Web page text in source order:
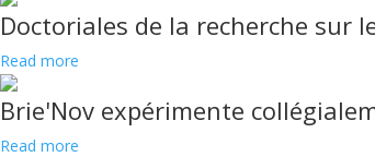
Doctoriales de la recherche sur
Read more
Brie'Nov expérimente
Read more